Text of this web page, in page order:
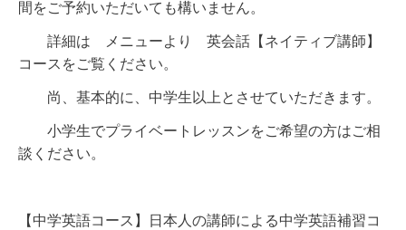
間をご予約いただいても構いません。
詳細は メニューより 英会話【ネイティブ講師】
コース をご覧ください。
尚、基本的に、中学生以上とさせていただきます。
小学生でプライベートレッスンをご希望の方はご相
談ください。
【中学英語コース】日本人の講師による中学英語補習コ